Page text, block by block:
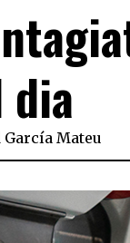
García Mateu